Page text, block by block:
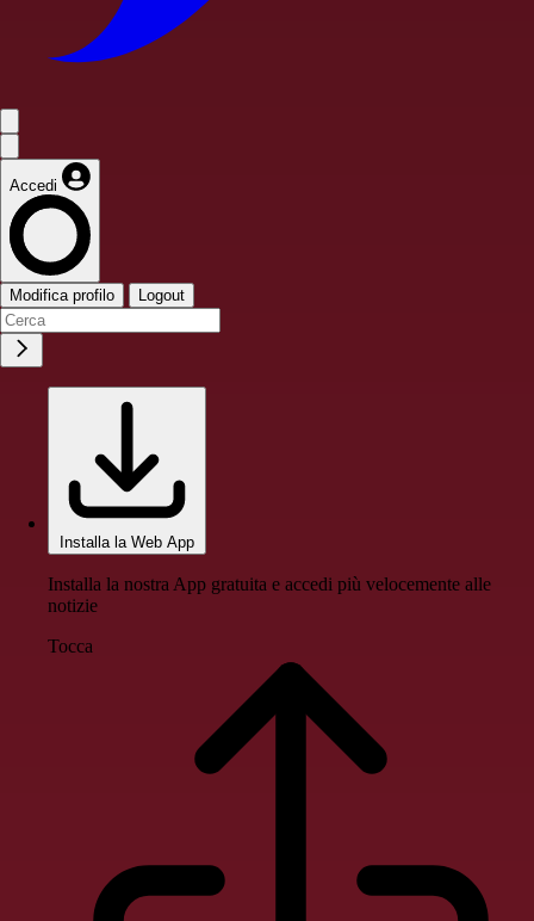
Accedi
Modifica profilo Logout
Installa la Web App
Installa la nostra App gratuita e accedi più velocemente alle
notizie
Tocca